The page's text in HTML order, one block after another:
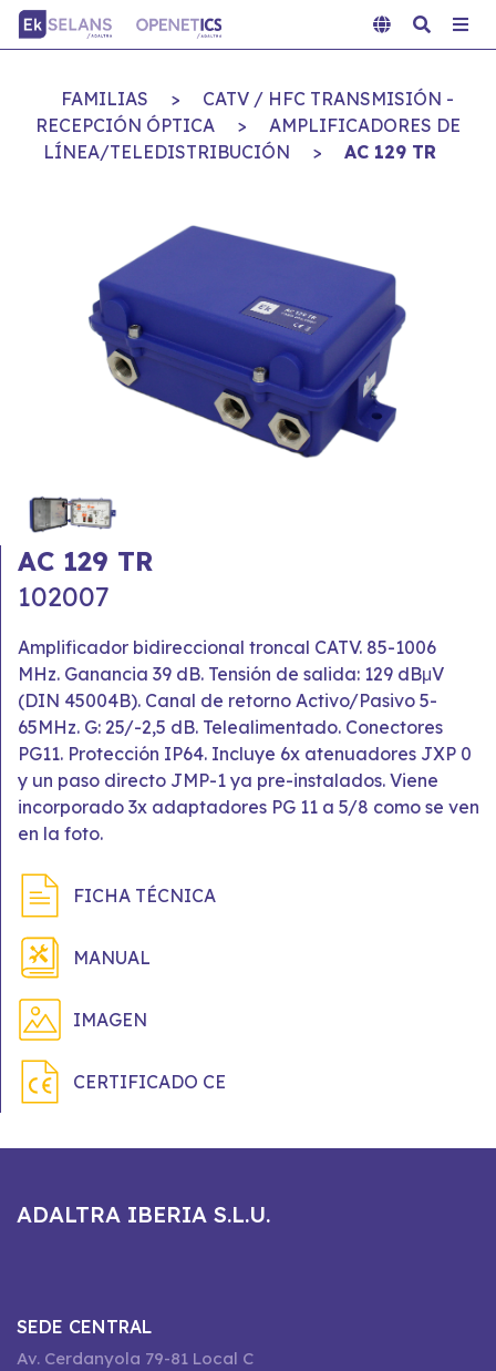
FAMILIAS >
CATV / HFC TRANSMISIÓN -
RECEPCIÓN ÓPTICA
>
AMPLIFICADORES DE
LÍNEA/TELEDISTRIBUCIÓN
> AC 129 TR
AC 129 TR
102007
Amplificador bidireccional troncal CATV. 85-1006
MHz. Ganancia 39 dB. Tensión de salida: 129 dBμV
(DIN 45004B). Canal de retorno Activo/Pasivo 5-
65MHz. G: 25/-2,5 dB. Telealimentado. Conectores
PG11. Protección IP64. Incluye 6x atenuadores JXP 0
y un paso directo JMP-1 ya pre-instalados. Viene
incorporado 3x adaptadores PG 11 a 5/8 como se ven
en la foto.
FICHA TÉCNICA
MANUAL
IMAGEN
CERTIFICADO CE
ADALTRA IBERIA S.L.U.
SEDE CENTRAL
Av. Cerdanyola 79-81 Local C